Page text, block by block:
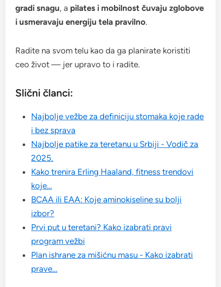
gradi snagu, a pilates i mobilnost čuvaju zglobove
i usmeravaju energiju tela pravilno.
Radite na svom telu kao da ga planirate koristiti
ceo život — jer upravo to i radite.
Slični članci:
Najbolje vežbe za definiciju stomaka koje rade
i bez sprava
Najbolje patike za teretanu u Srbiji - Vodič za
2025.
Kako trenira Erling Haaland, fitness trendovi
koje…
BCAA ili EAA: Koje aminokiseline su bolji
izbor?
Prvi put u teretani? Kako izabrati pravi
program vežbi
Plan ishrane za mišićnu masu - Kako izabrati
prave…